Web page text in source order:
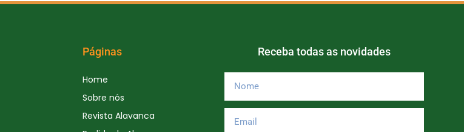
Páginas
Home
Sobre nós
Revista Alavanca
Receba todas as novidades